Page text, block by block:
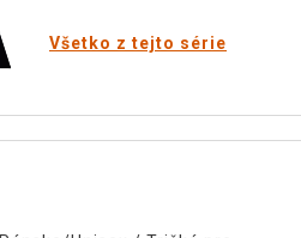
Všetko z tejto série